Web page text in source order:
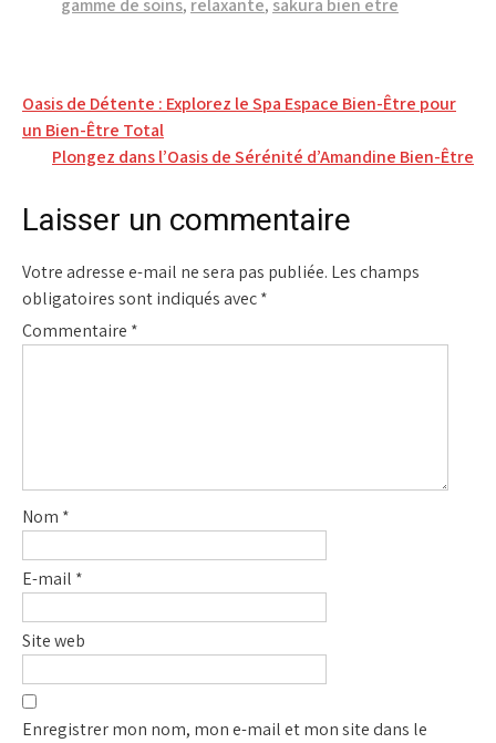
gamme de soins, relaxante, sakura bien etre
Navigation
de
l’article
Oasis de Détente : Explorez le Spa Espace Bien-Être pour
un Bien-Être Total
Plongez dans l’Oasis de Sérénité d’Amandine Bien-Être
Laisser un commentaire
Votre adresse e-mail ne sera pas publiée. Les champs
obligatoires sont indiqués avec*
Commentaire *
Nom *
E-mail *
Site web
Enregistrer mon nom, mon e-mail et mon site dans le